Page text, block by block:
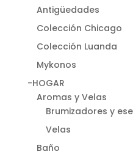
Antigüedades
Colección Chicago
Colección Luanda
Mykonos
-HOGAR
Aromas y Velas
Brumizadores y
Velas
Baño